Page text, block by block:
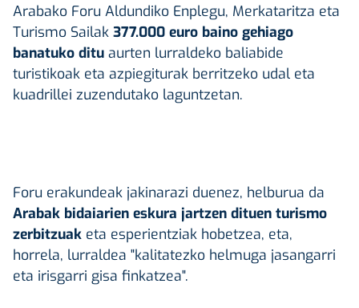
Arabako Foru Aldundiko Enplegu, Merkataritza eta
Turismo Sailak 377.000 euro baino gehiago
banatuko ditu aurten lurraldeko baliabide
turistikoak eta azpiegiturak berritzeko udal eta
kuadrillei zuzendutako laguntzetan.
Foru erakundeak jakinarazi duenez, helburua da
Arabak bidaiarien eskura jartzen dituen turismo
zerbitzuak eta esperientziak hobetzea, eta,
horrela, lurraldea "kalitatezko helmuga jasangarri
eta irisgarri gisa finkatzea".